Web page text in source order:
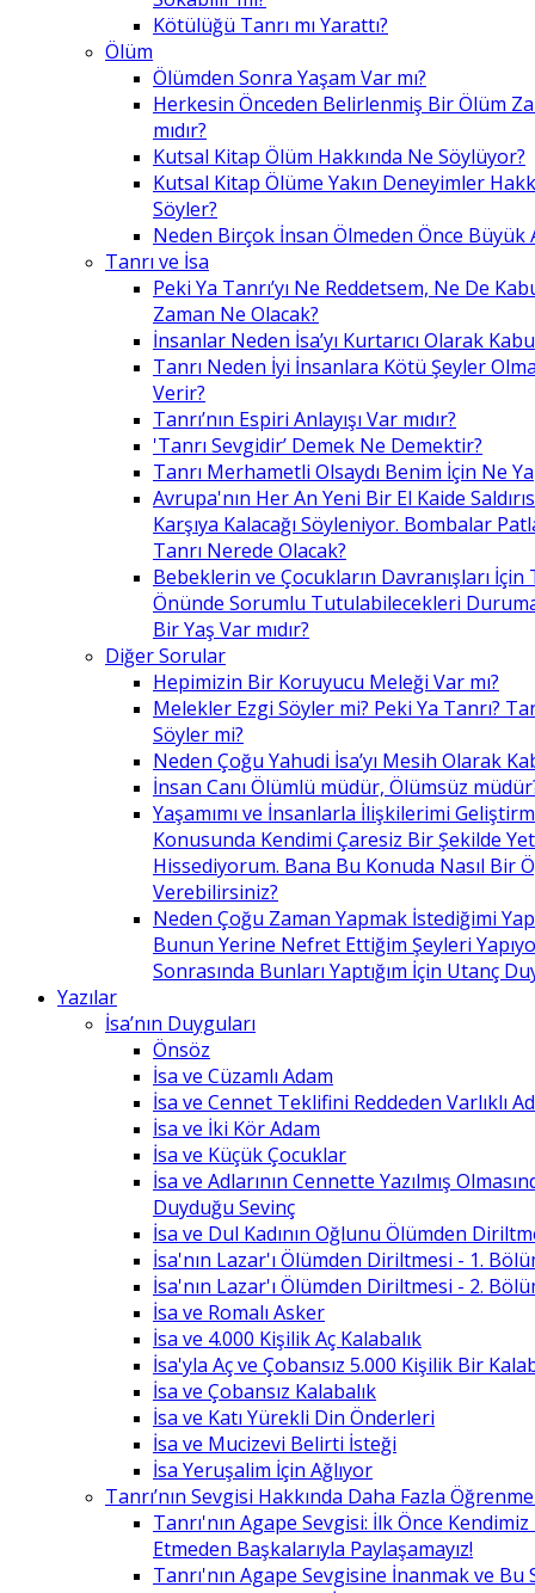
Kötülüğü Tanrı mı Yarattı?
Ölüm
Ölümden Sonra Yaşam Var mı?
Herkesin Önceden Belirlenmiş Bir Ölüm
mıdır?
Kutsal Kitap Ölüm Hakkında Ne Söylüyor?
Kutsal Kitap Ölüme Yakın Deneyimler
Söyler?
Neden Birçok İnsan Ölmeden Önce Büyük
Tanrı ve İsa
Peki Ya Tanrı’yı Ne Reddetsem, Ne De
Zaman Ne Olacak?
İnsanlar Neden İsa’yı Kurtarıcı Olarak
Tanrı Neden İyi İnsanlara Kötü Şeyler
Verir?
Tanrı’nın Espiri Anlayışı Var mıdır?
'Tanrı Sevgidir’ Demek Ne Demektir?
Tanrı Merhametli Olsaydı Benim İçin Ne
Avrupa'nın Her An Yeni Bir El Kaide
Karşıya Kalacağı Söyleniyor. Bombalar
Tanrı Nerede Olacak?
Bebeklerin ve Çocukların Davranışları İçin
Önünde Sorumlu Tutulabilecekleri
Bir Yaş Var mıdır?
Diğer Sorular
Hepimizin Bir Koruyucu Meleği Var mı?
Melekler Ezgi Söyler mi? Peki Ya Tanrı?
Söyler mi?
Neden Çoğu Yahudi İsa’yı Mesih Olarak
İnsan Canı Ölümlü müdür, Ölümsüz
Yaşamımı ve İnsanlarla İlişkilerimi
Konusunda Kendimi Çaresiz Bir Şekilde
Hissediyorum. Bana Bu Konuda Nasıl Bir
Verebilirsiniz?
Neden Çoğu Zaman Yapmak İstediğimi
Bunun Yerine Nefret Ettiğim Şeyleri
Sonrasında Bunları Yaptığım İçin Utanç
Yazılar
İsa’nın Duyguları
Önsöz
İsa ve Cüzamlı Adam
İsa ve Cennet Teklifini Reddeden Varlıklı
İsa ve İki Kör Adam
İsa ve Küçük Çocuklar
İsa ve Adlarının Cennette Yazılmış
Duyduğu Sevinç
İsa ve Dul Kadının Oğlunu Ölümden
İsa'nın Lazar'ı Ölümden Diriltmesi - 1.
İsa'nın Lazar'ı Ölümden Diriltmesi - 2.
İsa ve Romalı Asker
İsa ve 4.000 Kişilik Aç Kalabalık
İsa'yla Aç ve Çobansız 5.000 Kişilik Bir
İsa ve Çobansız Kalabalık
İsa ve Katı Yürekli Din Önderleri
İsa ve Mucizevi Belirti İsteği
İsa Yeruşalim İçin Ağlıyor
Tanrı’nın Sevgisi Hakkında Daha Fazla
Tanrı'nın Agape Sevgisi: İlk Önce
Etmeden Başkalarıyla Paylaşamayız!
Tanrı'nın Agape Sevgisine İnanmak ve Bu